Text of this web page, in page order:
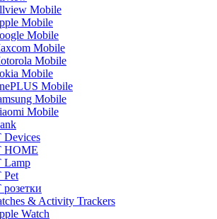
Mobile
Mobile
Mobile
Mobile
Mobile
Mobile
Mobile
Mobile
Mobile
Devices
HOME
Lamp
Pet
& Activity Trackers
Watch